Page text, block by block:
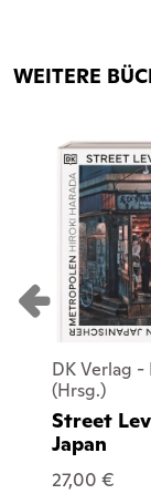
WEITERE
DK Verlag -
(Hrsg.)
Street
Japan
27,00 €